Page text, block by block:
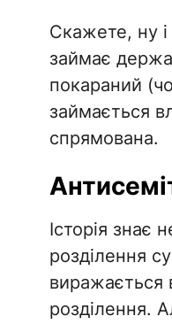
Скажете, ну
займає
покараний
займається
спрямована.
Історія знає
розділення
виражається
розділення.